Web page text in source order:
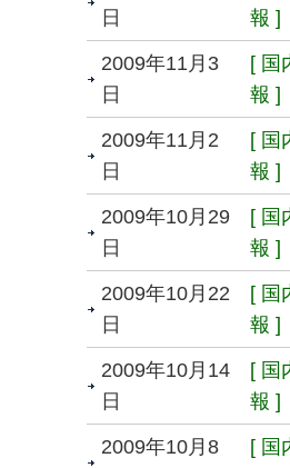
日
報 ]
2009年11月3
日
[ 国
報 ]
2009年11月2
日
[ 国
報 ]
2009年10月29
日
[ 国
報 ]
2009年10月22
日
[ 国
報 ]
2009年10月14
日
[ 国
報 ]
2009年10月8
[ 国